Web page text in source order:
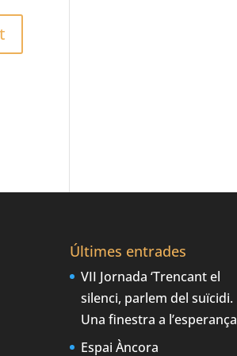
Últimes entrades
VII Jornada ‘Trencant el
silenci, parlem del suïcidi.
Una finestra a l’esperança
Espai Àncora